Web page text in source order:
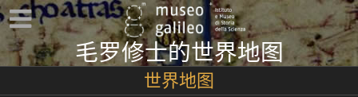
毛罗修士的世界地图
世界地图